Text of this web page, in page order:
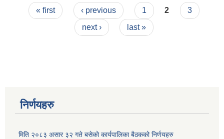
Pages
« first ‹ previous 1 2
3
next ›
last »
निर्णयहरु
मिति २०८३ असार ३२ गते बसेको कार्यपालिका बैठकको निर्णयहरु